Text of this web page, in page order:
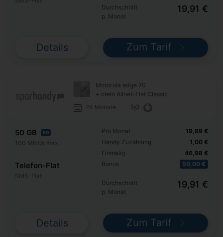
Durchschnitt
p. Monat
19,91 €
Details Zum Tarif
Motorola edge 70
+ otelo Allnet-Flat Classic
24 Monate
50 GB 5G
100 Mbit/s max.
Telefon-Flat
SMS-Flat
Pro Monat
Handy Zuzahlung
Einmalig
Bonus
19,99 €
1,00 €
46,98 €
50,00 €
Durchschnitt
p. Monat
19,91 €
Details Zum Tarif